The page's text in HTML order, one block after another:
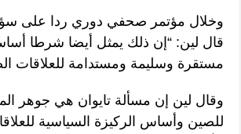
وخلال مؤتمر صحفي دوري ردا على
قال لين: “إن ذلك يمثل أيضا شرطا
مستقرة وسليمة ومستدامة للعلاقات
وقال لين إن مسألة تايوان هي جوهر
للصين وأساس الركيزة السياسية